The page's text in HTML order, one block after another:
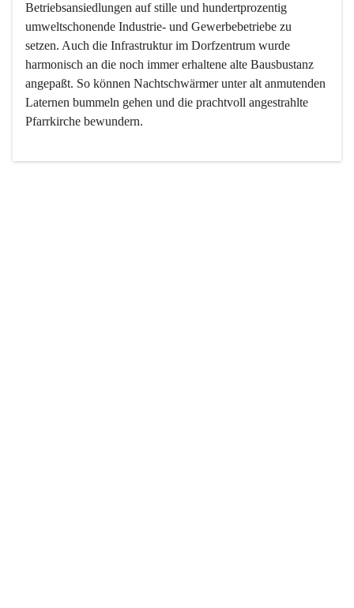
Betriebsansiedlungen auf stille und hundertprozentig
umweltschonende Industrie- und Gewerbebetriebe zu
setzen. Auch die Infrastruktur im Dorfzentrum wurde
harmonisch an die noch immer erhaltene alte Bausbustanz
angepaßt. So können Nachtschwärmer unter alt anmutenden
Laternen bummeln gehen und die prachtvoll angestrahlte
Pfarrkirche bewundern.
Der Weinbau dominert heute nicht mehr, ist aber integrativer